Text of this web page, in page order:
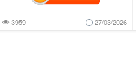
3959 27/03/2026